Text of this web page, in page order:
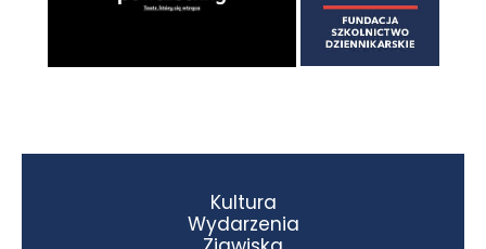
Kultura
Wydarzenia